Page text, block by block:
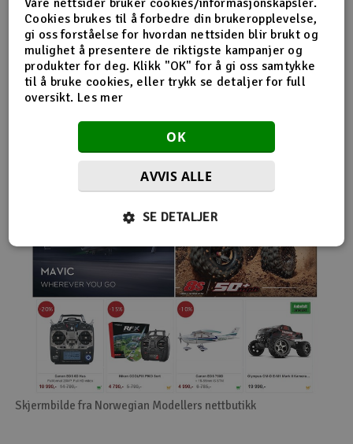
nybegynnerutstyr og avanserte løsninger hos samme
leverandør. Da internett for alvor endret
handelsmønstrene på 2000-tallet, satset Norwegian
Modellers tidlig på netthandel. Nettbutikken modellers.no
gjorde det mulig for kunder fra hele landet å handle
spesialprodukter som tidligere ofte bare var tilgjengelige i
større byer. Samtidig fortsatte selskapet å drive fysisk
Skjermbilde fra Norwegian Modellers nettbutikk
Cookies brukes til å forbedre din brukeropplevelse,
gi oss forståelse for hvordan nettsiden blir brukt og
mulighet å presentere de riktigste kampanjer og
produkter for deg. Klikk "OK" for å gi oss samtykke
til å bruke cookies, eller trykk se detaljer for full
oversikt. Les mer
OK
AVVIS ALLE
SE DETALJER